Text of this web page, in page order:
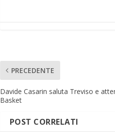
PRECEDENTE
Davide Casarin saluta Treviso e
Basket
POST CORRELATI